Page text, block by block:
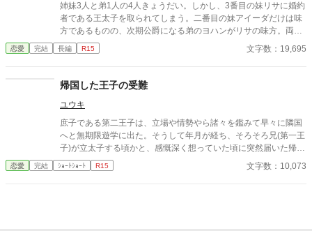
もある日婚約者の裏切りに気づいてしまう。 私は耐えられなかっ
た。 もうすべてに……… 病が治る見込みだってないのに。 なん
て滑稽なのだろう。 もういや…… 誰からも愛されないのも 誰か
らも必要とされないのも 治らない病の為にずっとベッドで寝てい
は症状が重たく、朝からずっと吐いていた為、父も義母も私が部
ていたのかもしれない。家よりも少しでも幸せを感じて死にたい
と。 これから出会う人がこれまでの生活を変えてくれるとも知ら
ずに。 --------------------------------------------- ※架空のお話です。 ※
設定が甘い部分があるかと思います。「仕方ないなぁ」とお赦し
くださいませ。 ※現実世界とは異なりますのでご理解ください。
姉妹3人と弟1人の4人きょうだい。しかし、3番目の妹リサに婚約
者である王太子を取られてしまう。二番目の妹アイーダだけは味
方であるものの、次期公爵になる弟のヨハンがリサの味方。両親
は無関心。ヨハンによってローサは追い出されてしまう。
恋愛 完結 長編 R15 文字数：19,695
帰国した王子の受難
ユウキ
庶子である第二王子は、立場や情勢やら諸々を鑑みて早々に隣国
へと無期限遊学に出た。そうして年月が経ち、そろそろ兄(第一王
子)が立太子する頃かと、感慨深く想っていた頃に突然届いた帰還
命令。 取り急ぎ舞い戻った祖国で見たのは、修羅場であった。
恋愛 完結 ｼｮｰﾄｼｮｰﾄ R15 文字数：10,073